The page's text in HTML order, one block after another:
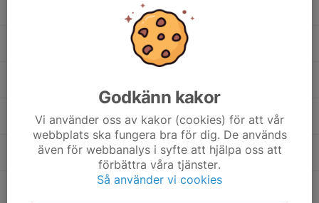
25. Charlie Weijland
32. Hugo Hermansson
33. Casper Kehlet
34. Simon Torres
Godkänn kakor
Vi använder oss av kakor (cookies) för att vår
webbplats ska fungera bra för dig. De används
även för webbanalys i syfte att hjälpa oss att
förbättra våra tjänster.
Så använder vi cookies